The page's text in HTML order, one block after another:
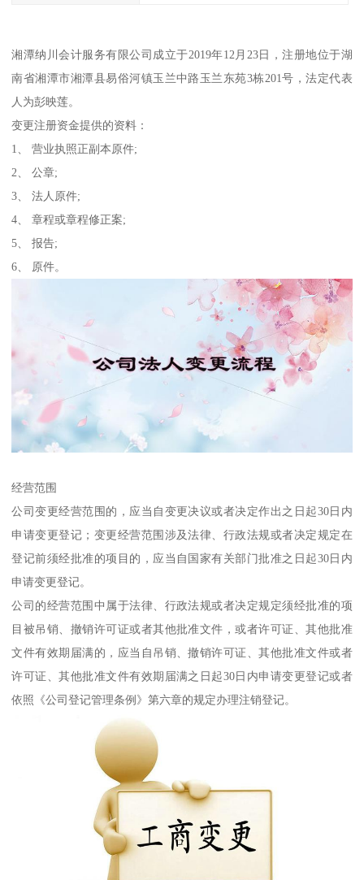
湘潭纳川会计服务有限公司成立于2019年12月23日，注册地位于湖
南省湘潭市湘潭县易俗河镇玉兰中路玉兰东苑3栋201号，法定代表
人为彭映莲。
变更注册资金提供的资料：
1、 营业执照正副本原件;
2、 公章;
3、 法人原件;
4、 章程或章程修正案;
5、 报告;
6、 原件。
经营范围
公司变更经营范围的，应当自变更决议或者决定作出之日起30日内
申请变更登记；变更经营范围涉及法律、行政法规或者决定规定在
登记前须经批准的项目的，应当自国家有关部门批准之日起30日内
申请变更登记。
公司的经营范围中属于法律、行政法规或者决定规定须经批准的项
目被吊销、撤销许可证或者其他批准文件，或者许可证、其他批准
文件有效期届满的，应当自吊销、撤销许可证、其他批准文件或者
许可证、其他批准文件有效期届满之日起30日内申请变更登记或者
依照《公司登记管理条例》第六章的规定办理注销登记。